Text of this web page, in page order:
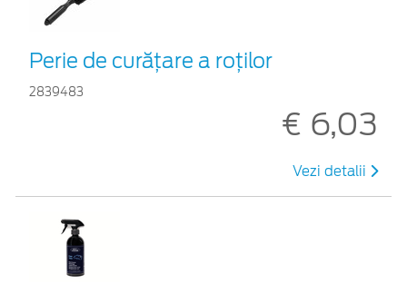
Perie de curățare a roților
2839483
€ 6,03
Vezi detalii